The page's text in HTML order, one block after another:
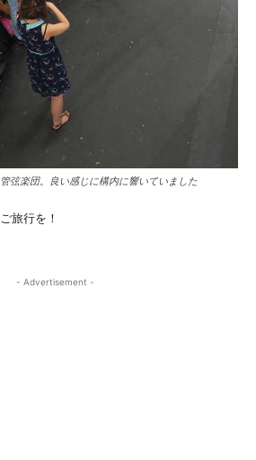
弦楽団。良い感じに構内に響いていました
旅行を！
- Advertisement -